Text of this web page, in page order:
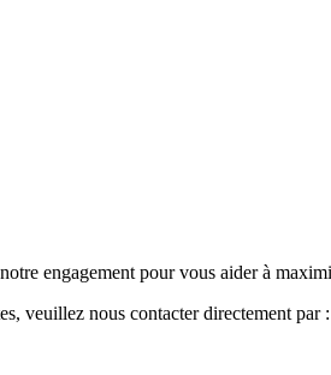
engagement pour vous aider à
veuillez nous contacter directement par :